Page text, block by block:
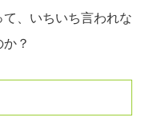
、いちいち言われな
？